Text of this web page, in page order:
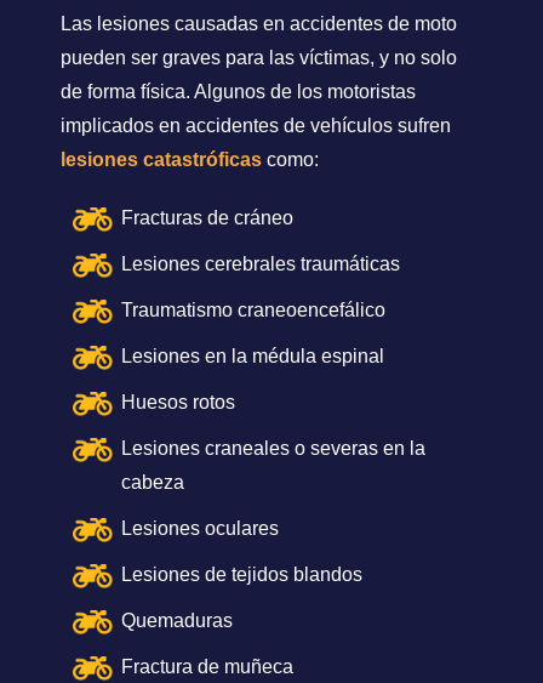
Las lesiones causadas en accidentes de moto
pueden ser graves para las víctimas, y no solo
de forma física. Algunos de los motoristas
implicados en accidentes de vehículos sufren
lesiones catastróficas como:
Fracturas de cráneo
Lesiones cerebrales traumáticas
Traumatismo craneoencefálico
Lesiones en la médula espinal
Huesos rotos
Lesiones craneales o severas en la
cabeza
Lesiones oculares
Lesiones de tejidos blandos
Quemaduras
Fractura de muñeca